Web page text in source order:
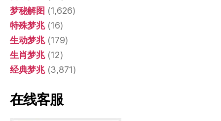
梦秘解图 (1,626)
特殊梦兆(16)
生动梦兆(179)
生肖梦兆(12)
经典梦兆(3,871)
在线客服